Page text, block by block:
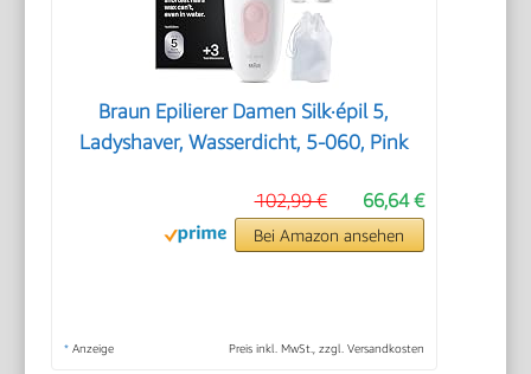
Braun Epilierer Damen Silk·épil 5,
Ladyshaver, Wasserdicht, 5-060, Pink
66,64 €
102,99 €
Bei Amazon ansehen
* Anzeige Preis inkl. MwSt., zzgl. Versandkosten